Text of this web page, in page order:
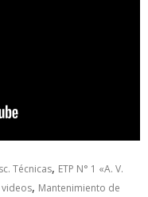
Técnicas, ETP N° 1 «A. V.
, Mantenimiento de